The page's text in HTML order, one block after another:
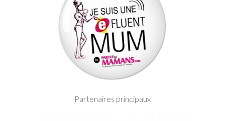
Partenaires principaux